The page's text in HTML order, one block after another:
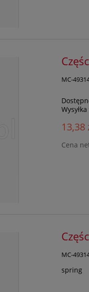
MC-
13,38
Cena
MC-
spring